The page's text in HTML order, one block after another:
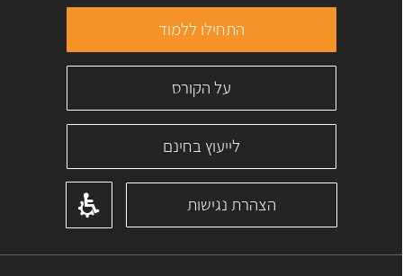
התחילו ללמוד
על הקורס
לייעוץ בחינם
הצהרת נגישות